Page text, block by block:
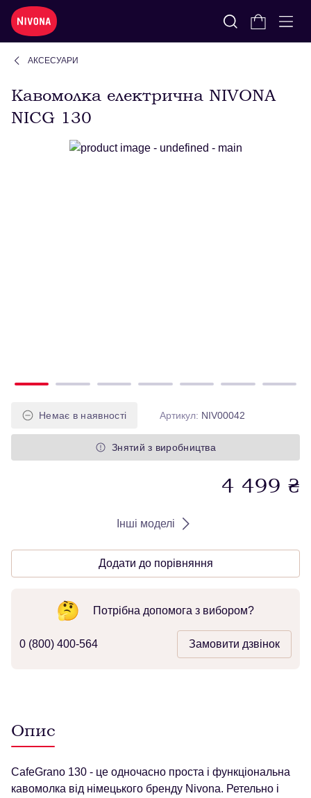
АКСЕСУАРИ
Кавомолка електрична NIVONA
NICG 130
Немає в наявності Артикул: NIV00042
Знятий з виробництва
4 499 ₴
Інші моделі
Додати до порівняння
Потрібна допомога з вибором?
0 (800) 400-564 Замовити дзвінок
Опис
CafeGrano 130 - це одночасно проста і функціональна
кавомолка від німецького бренду Nivona. Ретельно і